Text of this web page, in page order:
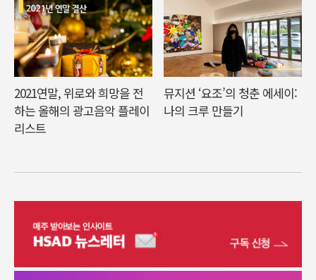
2021연말, 위로와 희망을 전
하는 올해의 광고음악 플레이
리스트
뮤지션 ‘요조’의 청춘 에세이:
나의 크루 만들기